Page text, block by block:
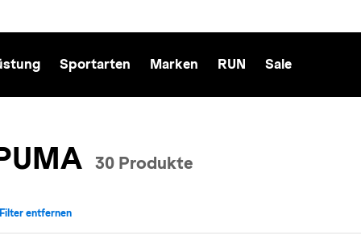
Sportarten Marken RUN Sale
30 Produkte
Herren entfernen
Marke: PUMA entfernen
entfernen